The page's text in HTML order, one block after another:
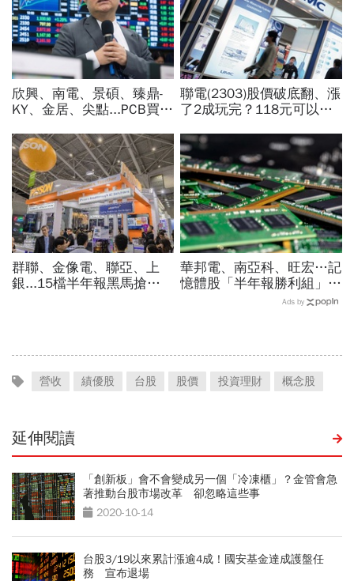
欣興、南電、景碩、臻鼎-
KY、金居、尖點...PCB買誰
11月末升段首選，V轉反彈
最快
聯電(2303)股價破底翻、漲
了2成玩完？118元可以
賣超5.7萬張，可能原因曝
光
群聯、金像電、聯亞、上
銀...15檔半年報黑馬搶先
華邦電、南亞科、旺宏…記
憶體股「半年報勝利組」是
它！外資狂補近6萬張，這
Ads by
營收 績優股 台股 股價 投資理財 概念股
延伸閱讀
「創新板」會不會變成另一個「冷凍櫃」？金管會急
著推動台股市場改革 卻忽略這些事
2020-10-14
台股3/19以來累計漲逾4成！國安基金達成護盤任
務 宣布退場